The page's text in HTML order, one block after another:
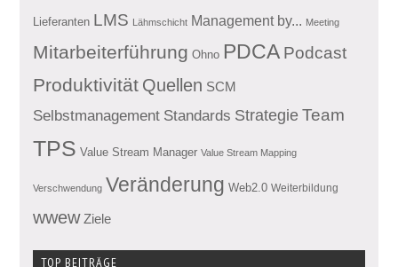
Lieferanten LMS Lähmschicht Management by... Meeting
Mitarbeiterführung Ohno PDCA Podcast
Produktivität Quellen SCM
Selbstmanagement Standards Strategie Team
TPS Value Stream Manager Value Stream Mapping
Verschwendung Veränderung Web2.0 Weiterbildung
wwew Ziele
TOP BEITRÄGE